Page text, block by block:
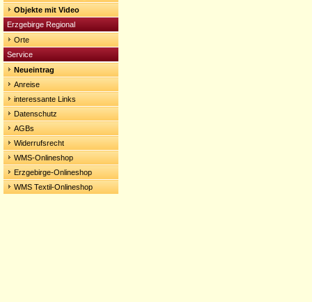
Objekte mit Video
Erzgebirge Regional
Orte
Service
Neueintrag
Anreise
interessante Links
Datenschutz
AGBs
Widerrufsrecht
WMS-Onlineshop
Erzgebirge-Onlineshop
WMS Textil-Onlineshop